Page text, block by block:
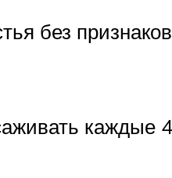
без
каждые